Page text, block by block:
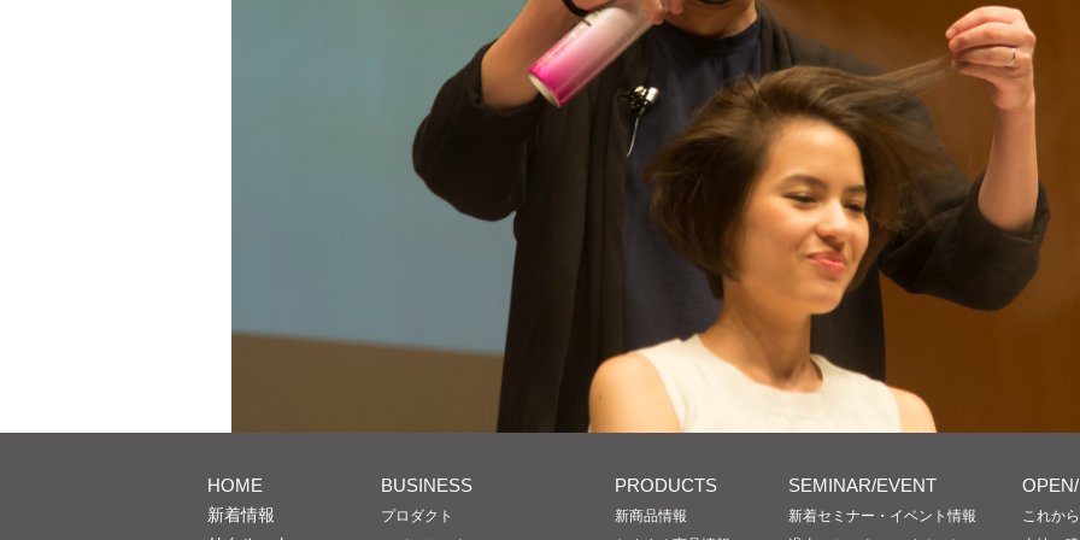
HOME
新着情報
BUSINESS
プロダクト
PRODUCTS
新商品情報
SEMINAR/EVENT
新着セミナー・イベント情報
これか